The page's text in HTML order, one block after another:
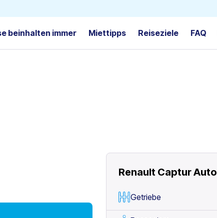
beinhalten immer Miettipps Reiseziele FAQ
Renault Captur Auto
Getriebe